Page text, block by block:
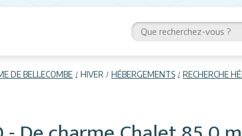
DE BELLECOMBE HIVER HÉBERGEMENTS RECHERCHE